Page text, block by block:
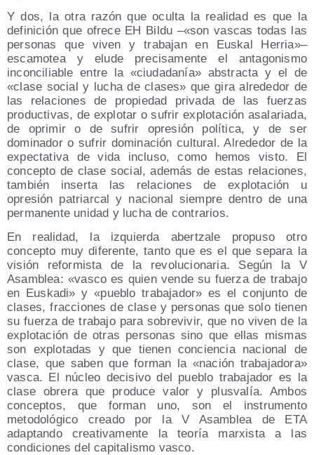
Y dos, la otra razón que oculta la realidad es que la
definición que ofrece EH Bildu –«son vascas todas las
personas que viven y trabajan en Euskal Herria»–
escamotea y elude precisamente el antagonismo
inconciliable entre la «ciudadanía» abstracta y el de
«clase social y lucha de clases» que gira alrededor de
las relaciones de propiedad privada de las fuerzas
productivas, de explotar o sufrir explotación asalariada,
de oprimir o de sufrir opresión política, y de ser
dominador o sufrir dominación cultural. Alrededor de la
expectativa de vida incluso, como hemos visto. El
concepto de clase social, además de estas relaciones,
también inserta las relaciones de explotación u
opresión patriarcal y nacional siempre dentro de una
permanente unidad y lucha de contrarios.
En realidad, la izquierda abertzale propuso otro
concepto muy diferente, tanto que es el que separa la
visión reformista de la revolucionaria. Según la V
Asamblea: «vasco es quien vende su fuerza de trabajo
en Euskadi» y «pueblo trabajador» es el conjunto de
clases, fracciones de clase y personas que solo tienen
su fuerza de trabajo para sobrevivir, que no viven de la
explotación de otras personas sino que ellas mismas
son explotadas y que tienen conciencia nacional de
clase, que saben que forman la «nación trabajadora»
vasca. El núcleo decisivo del pueblo trabajador es la
clase obrera que produce valor y plusvalía. Ambos
conceptos, que forman uno, son el instrumento
metodológico creado por la V Asamblea de ETA
adaptando creativamente la teoría marxista a las
condiciones del capitalismo vasco.